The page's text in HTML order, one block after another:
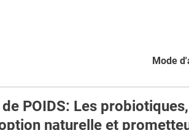
Mode
de POIDS: Les probiotiques,
naturelle et